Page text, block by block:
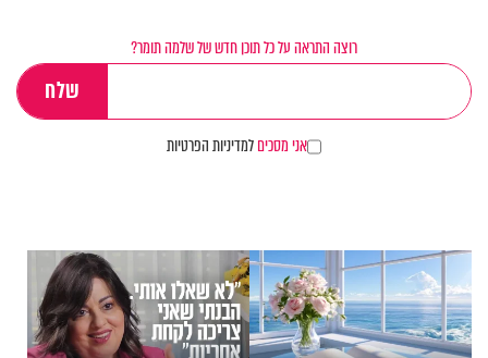
רוצה התראה על כל תוכן חדש של שלמה תומר?
אני מסכיםלמדיניות הפרטיות